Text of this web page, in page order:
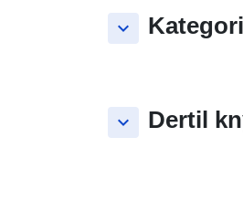
keyboard_arrow_down
keyboard_arrow_down Dertil